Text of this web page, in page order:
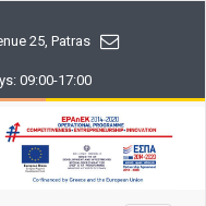
25, Patras
09:00-17:00